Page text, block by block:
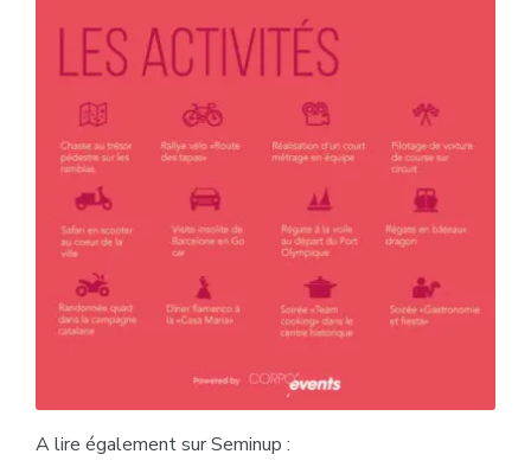
A lire également sur Seminup :